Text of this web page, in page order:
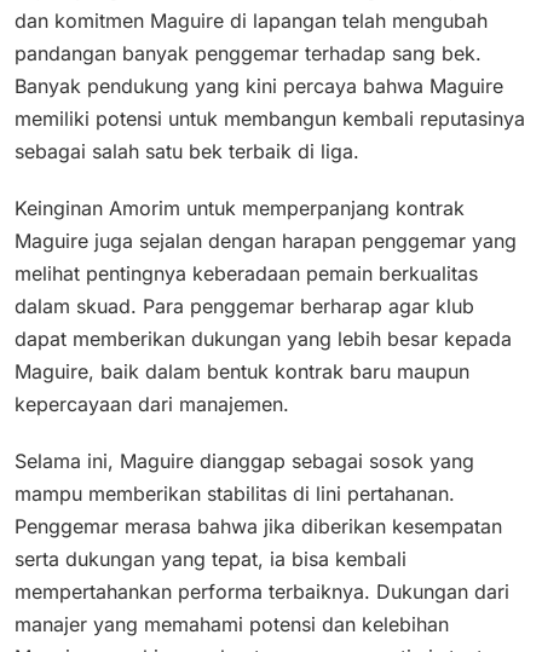
dan komitmen Maguire di lapangan telah mengubah
pandangan banyak penggemar terhadap sang bek.
Banyak pendukung yang kini percaya bahwa Maguire
memiliki potensi untuk membangun kembali reputasinya
sebagai salah satu bek terbaik di liga.
Keinginan Amorim untuk memperpanjang kontrak
Maguire juga sejalan dengan harapan penggemar yang
melihat pentingnya keberadaan pemain berkualitas
dalam skuad. Para penggemar berharap agar klub
dapat memberikan dukungan yang lebih besar kepada
Maguire, baik dalam bentuk kontrak baru maupun
kepercayaan dari manajemen.
Selama ini, Maguire dianggap sebagai sosok yang
mampu memberikan stabilitas di lini pertahanan.
Penggemar merasa bahwa jika diberikan kesempatan
serta dukungan yang tepat, ia bisa kembali
mempertahankan performa terbaiknya. Dukungan dari
manajer yang memahami potensi dan kelebihan